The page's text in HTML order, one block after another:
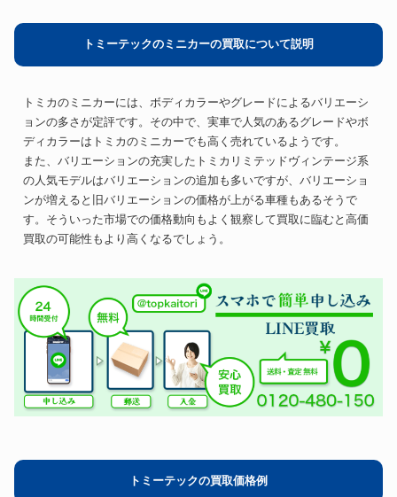
トミーテックのミニカーの買取について説明
トミカのミニカーには、ボディカラーやグレードによるバリエーシ
ョンの多さが定評です。その中で、実車で人気のあるグレードやボ
ディカラーはトミカのミニカーでも高く売れているようです。
また、バリエーションの充実したトミカリミテッドヴィンテージ系
の人気モデルはバリエーションの追加も多いですが、バリエーショ
ンが増えると旧バリエーションの価格が上がる車種もあるそうで
す。そういった市場での価格動向もよく観察して買取に臨むと高価
買取の可能性もより高くなるでしょう。
トミーテックの買取価格例